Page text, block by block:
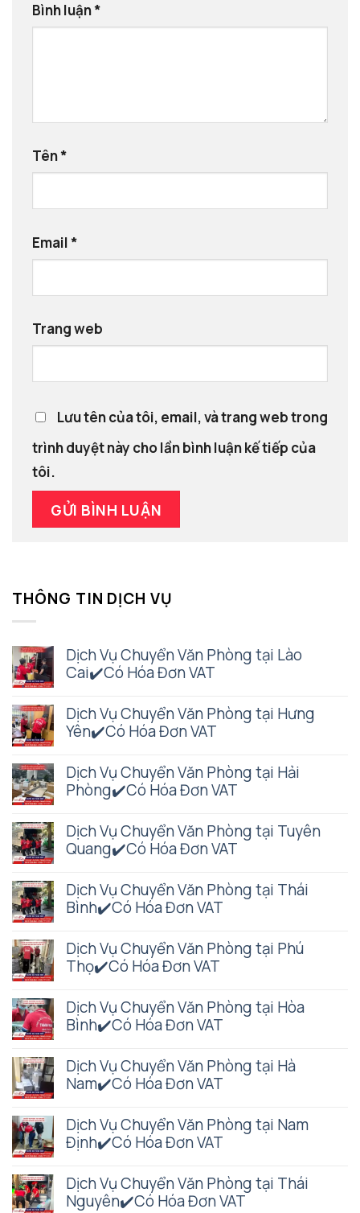
THÔNG TIN DỊCH VỤ
Dịch Vụ Chuyển Văn Phòng tại Lào
Cai✔️Có Hóa Đơn VAT
Dịch Vụ Chuyển Văn Phòng tại Hưng
Yên✔️Có Hóa Đơn VAT
Dịch Vụ Chuyển Văn Phòng tại Hải
Phòng✔️Có Hóa Đơn VAT
Dịch Vụ Chuyển Văn Phòng tại Tuyên
Quang✔️Có Hóa Đơn VAT
Dịch Vụ Chuyển Văn Phòng tại Thái
Bình✔️Có Hóa Đơn VAT
Dịch Vụ Chuyển Văn Phòng tại Phú
Thọ✔️Có Hóa Đơn VAT
Dịch Vụ Chuyển Văn Phòng tại Hòa
Bình✔️Có Hóa Đơn VAT
Dịch Vụ Chuyển Văn Phòng tại Hà
Nam✔️Có Hóa Đơn VAT
Dịch Vụ Chuyển Văn Phòng tại Nam
Định✔️Có Hóa Đơn VAT
Dịch Vụ Chuyển Văn Phòng tại Thái
Nguyên✔️Có Hóa Đơn VAT
Bình luận*
Tên*
Email*
Trang web
Lưu tên của tôi, email, và trang web trong
trình duyệt này cho lần bình luận kế tiếp của
tôi.